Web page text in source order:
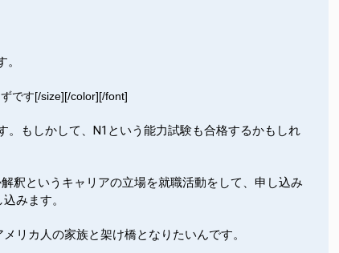
です[/size][/color][/font]
もしかして、N1という能力試験も合格するかもしれ
釈というキャリアの立場を就職活動をして、申し込み
みます。
リカ人の家族と架け橋となりたいんです。